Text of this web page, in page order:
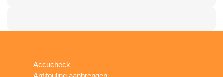
Accucheck
Antifouling aanbrengen